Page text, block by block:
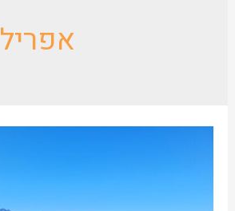
אפריל 2023